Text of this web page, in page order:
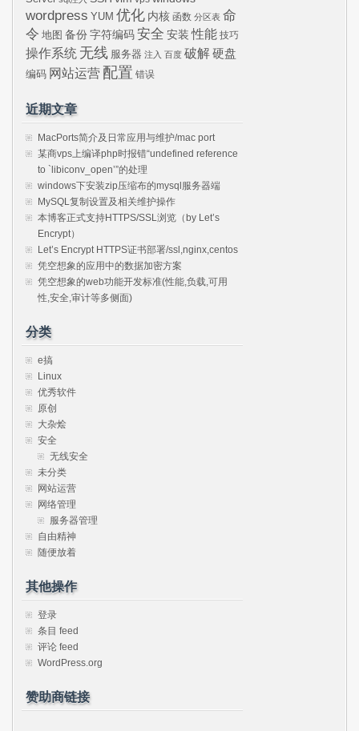
wordpress YUM 优化 内核 函数 分区表 命
令 地图 备份 字符编码 安全 安装 性能 技巧
操作系统 无线 服务器 注入 百度 破解硬盘
编码 网站运营 配置 错误
近期文章
MacPorts简介及日常应用与维护/mac port
某商vps上编译php时报错“undefined reference
to `libiconv_open’”的处理
windows下安装zip压缩布的mysql服务器端
MySQL复制设置及相关维护操作
本博客正式支持HTTPS/SSL浏览（by Let’s
Encrypt）
Let’s Encrypt HTTPS证书部署/ssl,nginx,centos
凭空想象的应用中的数据加密方案
凭空想象的web功能开发标准(性能,负载,可用
性,安全,审计等多侧面)
分类
e搞
Linux
优秀软件
原创
大杂烩
安全
无线安全
未分类
网站运营
网络管理
服务器管理
自由精神
随便放着
其他操作
登录
条目 feed
评论 feed
WordPress.org
赞助商链接